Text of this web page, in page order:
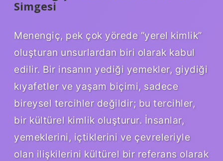
Simgesi
Menengiç, pek çok yörede “yerel kimlik”
oluşturan unsurlardan biri olarak kabul
edilir. Bir insanın yediği yemekler, giydiği
kıyafetler ve yaşam biçimi, sadece
bireysel tercihler değildir; bu tercihler,
bir kültürel kimlik oluşturur. İnsanlar,
yemeklerini, içtiklerini ve çevreleriyle
olan ilişkilerini kültürel bir referans olarak